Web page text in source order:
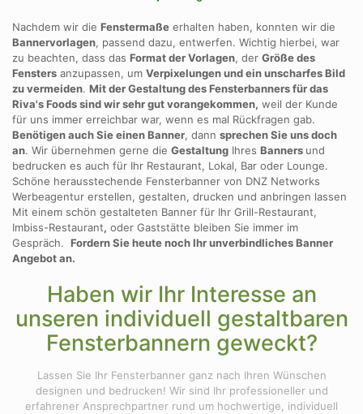
Nachdem wir die Fenstermaße erhalten haben, konnten wir die
Bannervorlagen, passend dazu, entwerfen. Wichtig hierbei, war
zu beachten, dass das Format der Vorlagen, der Größe des
Fensters anzupassen, um Verpixelungen und ein unscharfes Bild
zu vermeiden. Mit der Gestaltung des Fensterbanners für das
Riva's Foods sind wir sehr gut vorangekommen, weil der Kunde
für uns immer erreichbar war, wenn es mal Rückfragen gab.
Benötigen auch Sie einen Banner, dann sprechen Sie uns doch
an. Wir übernehmen gerne die Gestaltung Ihres Banners und
bedrucken es auch für Ihr Restaurant, Lokal, Bar oder Lounge.
Schöne herausstechende Fensterbanner von DNZ Networks
Werbeagentur erstellen, gestalten, drucken und anbringen lassen
Mit einem schön gestalteten Banner für Ihr Grill-Restaurant,
Imbiss-Restaurant, oder Gaststätte bleiben Sie immer im
Gespräch. Fordern Sie heute noch Ihr unverbindliches Banner
Angebot an.
Haben wir Ihr Interesse an
unseren individuell gestaltbaren
Fensterbannern geweckt?
Lassen Sie Ihr Fensterbanner ganz nach Ihren Wünschen
designen und bedrucken! Wir sind Ihr professioneller und
erfahrener Ansprechpartner rund um hochwertige, individuell